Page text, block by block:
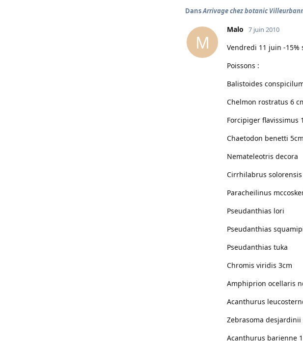
DansArrivage chez botanic
M
Malo 7 juin 2010
Vendredi 11 juin -
Poissons :
Balistoides
Chelmon rostratus 6
Forcipiger flavissimus
Chaetodon benetti 5cm
Nemateleotris decora
Cirrhilabrus solorensis
Paracheilinus
Pseudanthias lori
Pseudanthias
Pseudanthias tuka
Chromis viridis 3cm
Amphiprion ocellaris
Acanthurus
Zebrasoma desjardinii
Acanthurus barienne